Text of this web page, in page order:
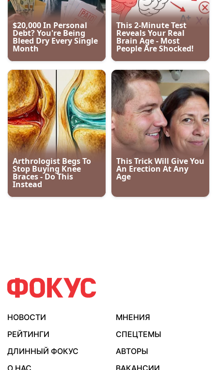
НОВОСТИ
МНЕНИЯ
РЕЙТИНГИ
СПЕЦТЕМЫ
ДЛИННЫЙ ФОКУС
АВТОРЫ
О НАС
ВАКАНСИИ